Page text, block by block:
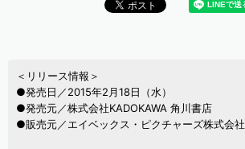
＜リリース情報＞
●発売日／2015年2月18日（水）
●発売元／株式会社KADOKAWA 角川書店
●販売元／エイベックス・ピクチャーズ株式会社